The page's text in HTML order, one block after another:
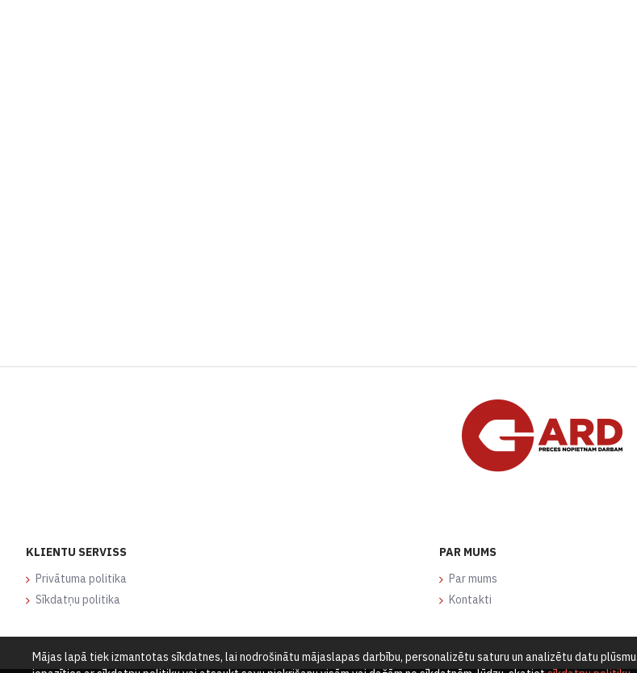
KLIENTU SERVISS
Privātuma politika
Sīkdatņu politika
PAR MUMS
Par mums
Kontakti
Mājas lapā tiek izmantotas sīkdatnes, lai nodrošinātu mājaslapas darbību, personalizētu saturu un analizētu datu